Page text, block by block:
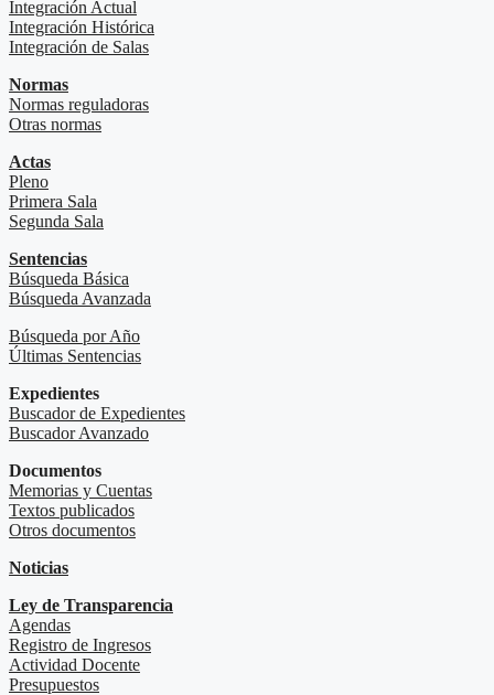
Integración Actual
Integración Histórica
Integración de Salas
Normas
Normas reguladoras
Otras normas
Actas
Pleno
Primera Sala
Segunda Sala
Sentencias
Búsqueda Básica
Búsqueda Avanzada
Búsqueda por Año
Últimas Sentencias
Expedientes
Buscador de Expedientes
Buscador Avanzado
Documentos
Memorias y Cuentas
Textos publicados
Otros documentos
Noticias
Ley de Transparencia
Agendas
Registro de Ingresos
Actividad Docente
Presupuestos